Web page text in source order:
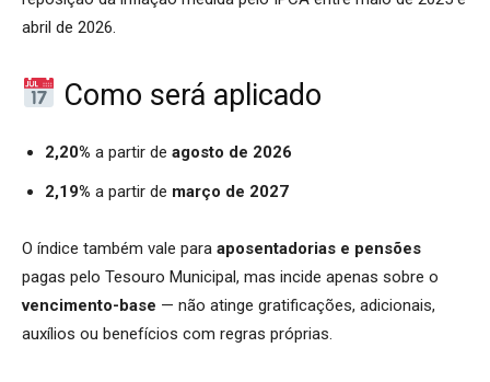
abril de 2026.
Como será aplicado
2,20% a partir de agosto de 2026
2,19% a partir de março de 2027
O índice também vale para aposentadorias e pensões
pagas pelo Tesouro Municipal, mas incide apenas sobre o
vencimento-base — não atinge gratificações, adicionais,
auxílios ou benefícios com regras próprias.